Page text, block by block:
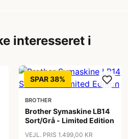
interesseret i
SPAR 38%
BROTHER
Brother Symaskine LB14
Sort/Grå - Limited Edition
VEJL. PRIS 1.499,00 KR